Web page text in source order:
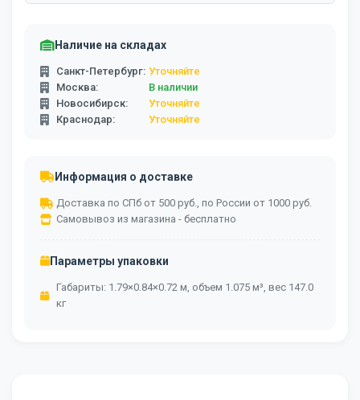
Наличие на складах
Санкт-Петербург: Уточняйте
Москва:
В наличии
Новосибирск:
Уточняйте
Краснодар:
Уточняйте
Информация о доставке
Доставка по СПб от 500 руб., по России от 1000 руб.
Самовывоз из магазина - бесплатно
Параметры упаковки
Габариты: 1.79×0.84×0.72 м, объем 1.075 м³, вес 147.0
кг